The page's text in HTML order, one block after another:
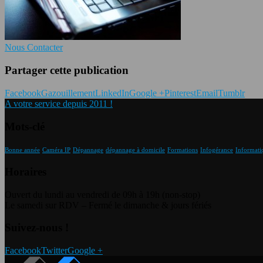
Nous Contacter
Partager cette publication
FacebookGazouillementLinkedInGoogle +PinterestEmailTumblr
A votre service depuis 2011 !
Bonne année Caméra IP Dépannage dépannage à domicile Formations Infogérance
FacebookTwitterGoogle +